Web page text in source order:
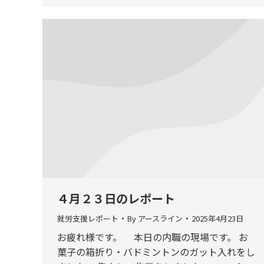
４月２３日のレポート
就労支援レポート By アースライン 2025年4月23日
お疲れ様です。 本日の内職の現場です。 お
菓子の箱折り・バドミントンのガット入れをし